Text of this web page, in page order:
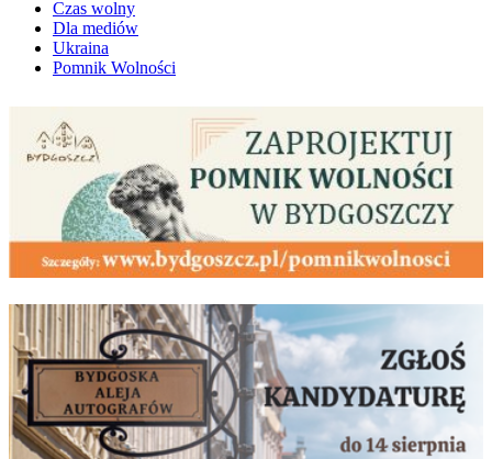
Czas wolny
Dla mediów
Ukraina
Pomnik Wolności